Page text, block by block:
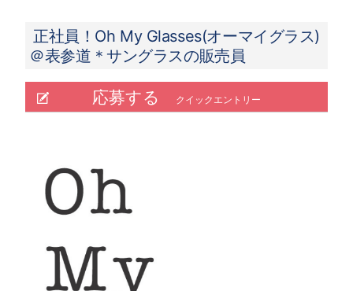
正社員！Oh My Glasses(オーマイグラス)
＠表参道＊サングラスの販売員
応募する クイックエントリー